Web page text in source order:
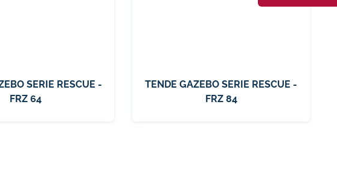
SERIE RESCUE -
FRZ 64
TENDE GAZEBO SERIE RESCUE -
FRZ 84